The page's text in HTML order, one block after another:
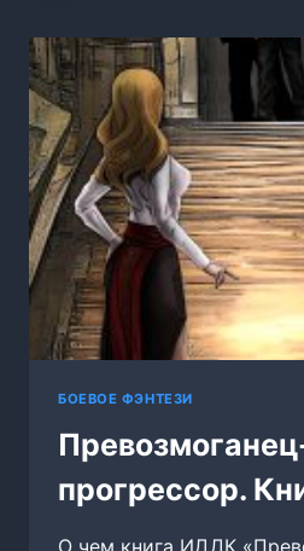
БОЕВОЕ ФЭНТЕЗИ
прогрессор.